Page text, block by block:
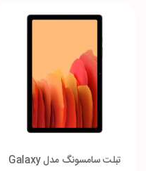
تبلت سامسونگ مدل Galaxy